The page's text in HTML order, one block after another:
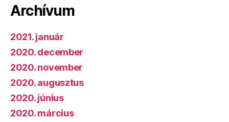
Archívum
2021. január
2020. december
2020. november
2020. augusztus
2020. június
2020. március